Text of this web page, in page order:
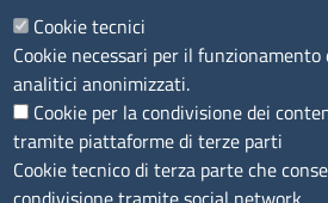
Informative privacy e cookie
Verifiche PA
Attuazione misure PNRR
Modulistica
Cookie tecnici
Cookie necessari per il funzionamento
analitici anonimizzati.
Cookie per la condivisione dei
tramite piattaforme di terze parti
Cookie tecnico di terza parte che